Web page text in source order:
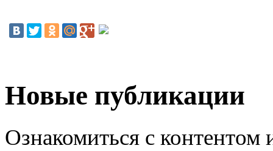
Новые публикации
Ознакомиться с контентом